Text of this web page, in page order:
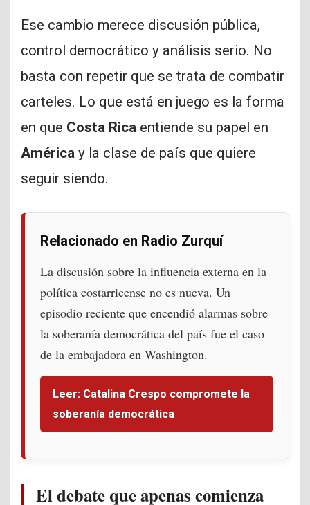
Ese cambio merece discusión pública,
control democrático y análisis serio. No
basta con repetir que se trata de combatir
carteles. Lo que está en juego es la forma
en que Costa Rica entiende su papel en
América y la clase de país que quiere
seguir siendo.
Relacionado en Radio Zurquí
La discusión sobre la influencia externa en la
política costarricense no es nueva. Un
episodio reciente que encendió alarmas sobre
la soberanía democrática del país fue el caso
de la embajadora en Washington.
Leer: Catalina Crespo compromete la
soberanía democrática
El debate que apenas comienza